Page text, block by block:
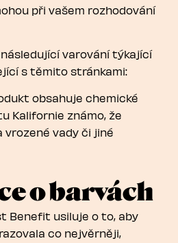
při vašem rozhodování
varování týkající
s těmito stránkami:
obsahuje chemické
Kalifornie známo, že
vrozené vady či jiné
o barvách
Benefit usiluje o to, aby
co nejvěrněji,